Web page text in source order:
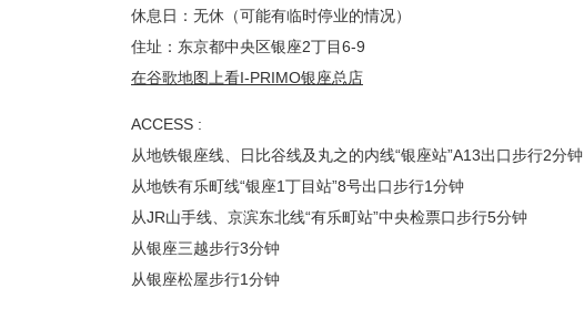
休息日：无休（可能有临时停业的情况）
住址：东京都中央区银座2丁目6-9
在谷歌地图上看I-PRIMO银座总店
ACCESS :
从地铁银座线、日比谷线及丸之的内线“银座站”A13出口步行2分钟
从地铁有乐町线“银座1丁目站”8号出口步行1分钟
从JR山手线、京滨东北线“有乐町站”中央检票口步行5分钟
从银座三越步行3分钟
从银座松屋步行1分钟